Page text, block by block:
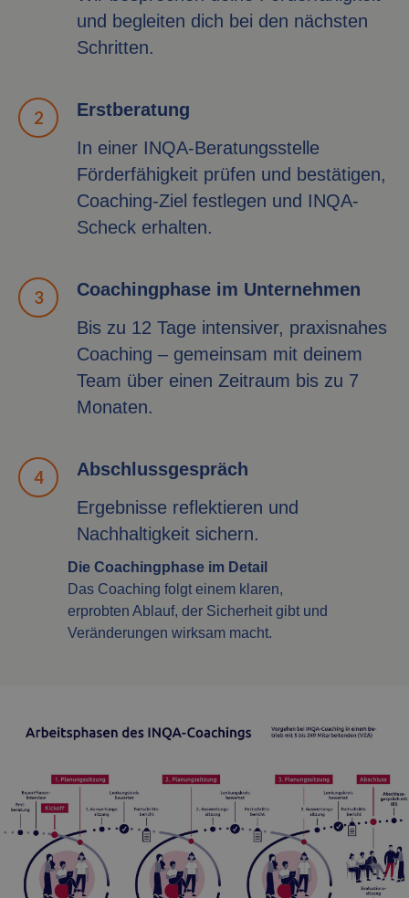
und begleiten dich bei den nächsten
Schritten.
Erstberatung
In einer INQA-Beratungsstelle
Förderfähigkeit prüfen und bestätigen,
Coaching-Ziel festlegen und INQA-
Scheck erhalten.
Coachingphase im Unternehmen
Bis zu 12 Tage intensiver, praxisnahes
Coaching – gemeinsam mit deinem
Team über einen Zeitraum bis zu 7
Monaten.
Abschlussgespräch
Ergebnisse reflektieren und
Nachhaltigkeit sichern.
Die Coachingphase im Detail
Das Coaching folgt einem klaren,
erprobten Ablauf, der Sicherheit gibt und
Veränderungen wirksam macht.